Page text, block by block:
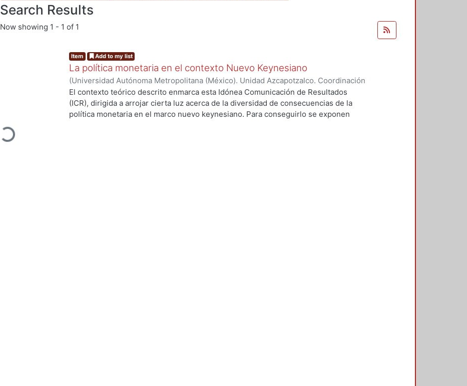
Search Results
Now showing 1 - 1 of 1
Loading...
Item Add to my list
La política monetaria en el contexto Nuevo Keynesiano
(Universidad Autónoma Metropolitana (México). Unidad Azcapotzalco. Coordinación
de Servicios de Información.,2015-12-09)Cernichiaro Reyna, Christopher
El contexto teórico descrito enmarca esta Idónea Comunicación de Resultados
(ICR), dirigida a arrojar cierta luz acerca de la diversidad de consecuencias de la
política monetaria en el marco nuevo keynesiano. Para conseguirlo se exponen